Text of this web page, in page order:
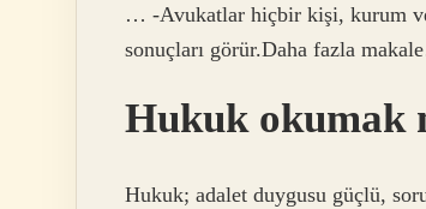
… -Avukatlar hiçbir kişi, kurum
sonuçları görür.Daha fazla
Hukuk okumak
Hukuk; adalet duygusu güçlü,